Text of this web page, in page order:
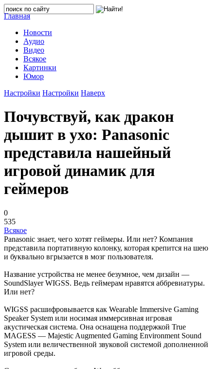
Главная
Новости
Аудио
Видео
Всякое
Картинки
Юмор
Настройки Настройки Наверх
Почувствуй, как дракон
дышит в ухо: Panasonic
представила нашейный
игровой динамик для
геймеров
0
535
Всякое
Panasonic знает, чего хотят геймеры. Или нет? Компания
представила портативную колонку, которая крепится на шею
и буквально вгрызается в мозг пользователя.
Название устройства не менее безумное, чем дизайн —
SoundSlayer WIGSS. Ведь геймерам нравятся аббревиатуры.
Или нет?
WIGSS расшифровывается как Wearable Immersive Gaming
Speaker System или носимая иммерсивная игровая
акустическая система. Она оснащена поддержкой True
MAGESS — Majestic Augmented Gaming Environment Sound
System или величественной звуковой системой дополненной
игровой среды.